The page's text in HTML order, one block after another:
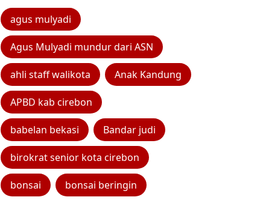
agus mulyadi
Agus Mulyadi mundur dari ASN
ahli staff walikota Anak Kandung
APBD kab cirebon
babelan bekasi Bandar judi
birokrat senior kota cirebon
bonsai bonsai beringin